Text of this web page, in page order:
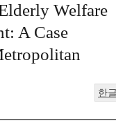
Welfare
A Case
한